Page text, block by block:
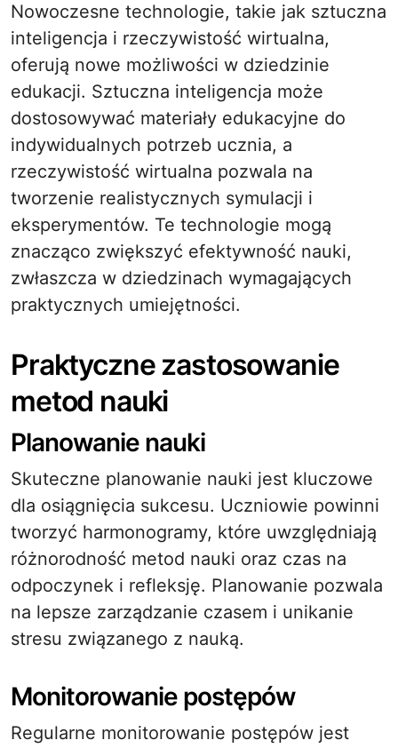
Nowoczesne technologie, takie jak sztuczna
inteligencja i rzeczywistość wirtualna,
oferują nowe możliwości w dziedzinie
edukacji. Sztuczna inteligencja może
dostosowywać materiały edukacyjne do
indywidualnych potrzeb ucznia, a
rzeczywistość wirtualna pozwala na
tworzenie realistycznych symulacji i
eksperymentów. Te technologie mogą
znacząco zwiększyć efektywność nauki,
zwłaszcza w dziedzinach wymagających
praktycznych umiejętności.
Praktyczne zastosowanie
metod nauki
Planowanie nauki
Skuteczne planowanie nauki jest kluczowe
dla osiągnięcia sukcesu. Uczniowie powinni
tworzyć harmonogramy, które uwzględniają
różnorodność metod nauki oraz czas na
odpoczynek i refleksję. Planowanie pozwala
na lepsze zarządzanie czasem i unikanie
stresu związanego z nauką.
Monitorowanie postępów
Regularne monitorowanie postępów jest